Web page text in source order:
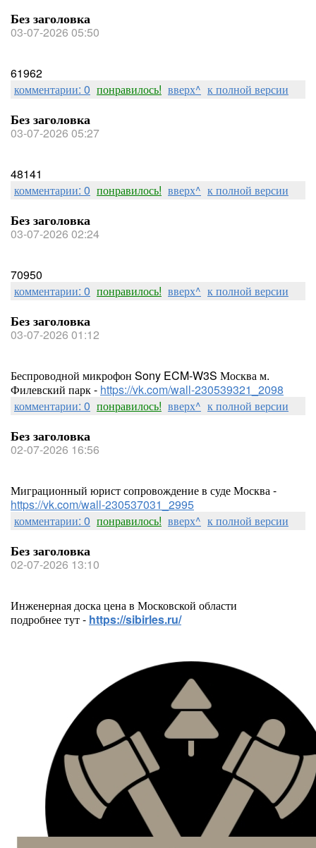
Без заголовка
03-07-2026 05:50
61962
комментарии: 0 понравилось! вверх^ к полной версии
Без заголовка
03-07-2026 05:27
48141
комментарии: 0 понравилось! вверх^ к полной версии
Без заголовка
03-07-2026 02:24
70950
комментарии: 0 понравилось! вверх^ к полной версии
Без заголовка
03-07-2026 01:12
Беспроводной микрофон Sony ECM-W3S Москва м.
Филевский парк - https://vk.com/wall-230539321_2098
комментарии: 0 понравилось! вверх^ к полной версии
Без заголовка
02-07-2026 16:56
Миграционный юрист сопровождение в суде Москва -
https://vk.com/wall-230537031_2995
комментарии: 0 понравилось! вверх^ к полной версии
Без заголовка
02-07-2026 13:10
Инженерная доска цена в Московской области
подробнее тут - https://sibirles.ru/